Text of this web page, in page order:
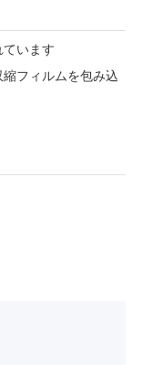
います
フィルムを包み込